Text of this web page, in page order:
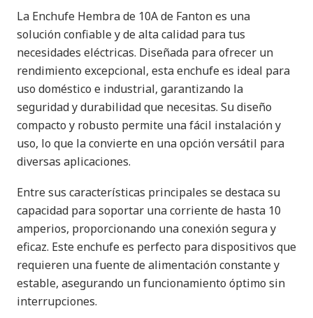
La Enchufe Hembra de 10A de Fanton es una
solución confiable y de alta calidad para tus
necesidades eléctricas. Diseñada para ofrecer un
rendimiento excepcional, esta enchufe es ideal para
uso doméstico e industrial, garantizando la
seguridad y durabilidad que necesitas. Su diseño
compacto y robusto permite una fácil instalación y
uso, lo que la convierte en una opción versátil para
diversas aplicaciones.
Entre sus características principales se destaca su
capacidad para soportar una corriente de hasta 10
amperios, proporcionando una conexión segura y
eficaz. Este enchufe es perfecto para dispositivos que
requieren una fuente de alimentación constante y
estable, asegurando un funcionamiento óptimo sin
interrupciones.